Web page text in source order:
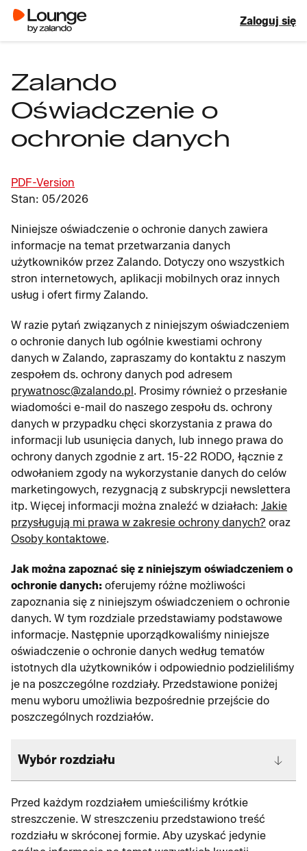
Zaloguj się
Zalando
Oświadczenie o
ochronie danych
PDF-Version
Stan: 05/2026
Niniejsze oświadczenie o ochronie danych zawiera
informacje na temat przetwarzania danych
użytkowników przez Zalando. Dotyczy ono wszystkich
stron internetowych, aplikacji mobilnych oraz innych
usług i ofert firmy Zalando.
W razie pytań związanych z niniejszym oświadczeniem
o ochronie danych lub ogólnie kwestiami ochrony
danych w Zalando, zapraszamy do kontaktu z naszym
zespołem ds. ochrony danych pod adresem
prywatnosc@zalando.pl. Prosimy również o przesłanie
wiadomości e-mail do naszego zespołu ds. ochrony
danych w przypadku chęci skorzystania z prawa do
informacji lub usunięcia danych, lub innego prawa do
ochrony danych zgodnie z art. 15-22 RODO, łącznie z
odwołaniem zgody na wykorzystanie danych do celów
marketingowych, rezygnacją z subskrypcji newslettera
itp. Więcej informacji można znaleźć w działach: Jakie
przysługują mi prawa w zakresie ochrony danych? oraz
Osoby kontaktowe.
Jak można zapoznać się z niniejszym oświadczeniem o
ochronie danych: oferujemy różne możliwości
zapoznania się z niniejszym oświadczeniem o ochronie
danych. W tym rozdziale przedstawiamy podstawowe
informacje. Następnie uporządkowaliśmy niniejsze
oświadczenie o ochronie danych według tematów
istotnych dla użytkowników i odpowiednio podzieliliśmy
je na poszczególne rozdziały. Przedstawione poniżej
menu wyboru umożliwia bezpośrednie przejście do
poszczególnych rozdziałów.
Wybór rozdziału
Przed każdym rozdziałem umieściliśmy krótkie
streszczenie. W streszczeniu przedstawiono treść
rozdziału w skróconej formie. Aby uzyskać jedynie